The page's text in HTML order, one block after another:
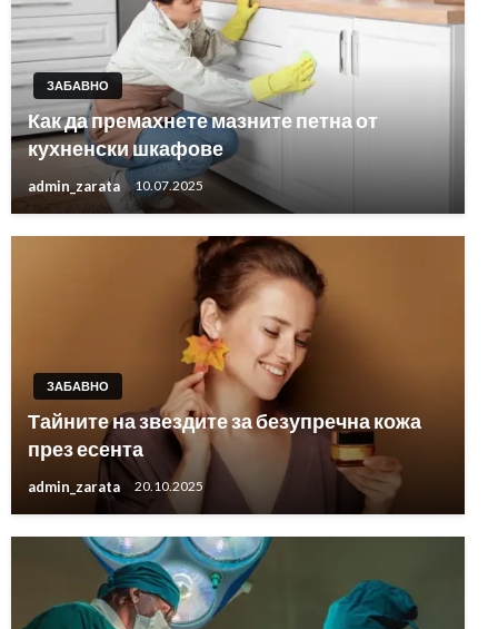
ЗАБАВНО
Как да премахнете мазните петна от
кухненски шкафове
admin_zarata 10.07.2025
ЗАБАВНО
Тайните на звездите за безупречна кожа
през есента
admin_zarata 20.10.2025